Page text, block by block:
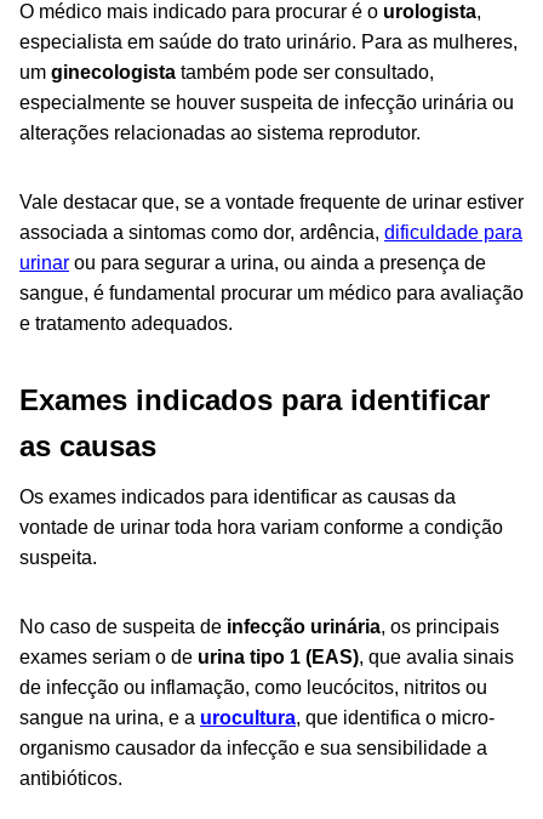
O médico mais indicado para procurar é o urologista,
especialista em saúde do trato urinário. Para as mulheres,
um ginecologista também pode ser consultado,
especialmente se houver suspeita de infecção urinária ou
alterações relacionadas ao sistema reprodutor.
Vale destacar que, se a vontade frequente de urinar estiver
associada a sintomas como dor, ardência, dificuldade para
urinar ou para segurar a urina, ou ainda a presença de
sangue, é fundamental procurar um médico para avaliação
e tratamento adequados.
Exames indicados para identificar
as causas
Os exames indicados para identificar as causas da
vontade de urinar toda hora variam conforme a condição
suspeita.
No caso de suspeita de infecção urinária, os principais
exames seriam o de urina tipo 1 (EAS), que avalia sinais
de infecção ou inflamação, como leucócitos, nitritos ou
sangue na urina, e a urocultura, que identifica o micro-
organismo causador da infecção e sua sensibilidade a
antibióticos.